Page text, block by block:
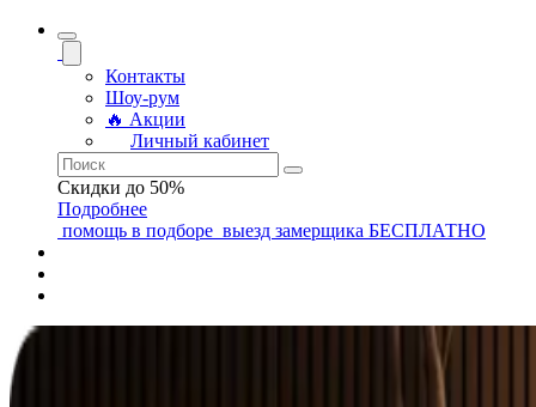
Контакты
Шоу-рум
🔥 Акции
Личный кабинет
Скидки до 50%
Подробнее
помощь в подборе выезд замерщика БЕСПЛАТНО